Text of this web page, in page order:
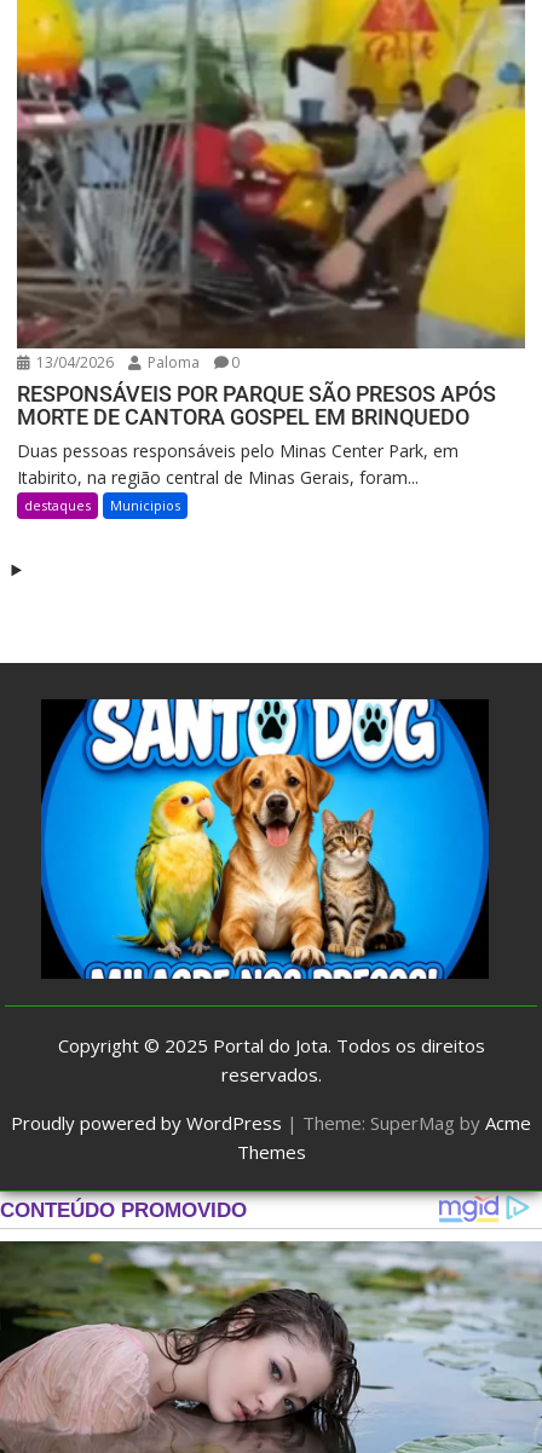
13/04/2026 Paloma 0
RESPONSÁVEIS POR PARQUE SÃO PRESOS APÓS
MORTE DE CANTORA GOSPEL EM BRINQUEDO
Duas pessoas responsáveis pelo Minas Center Park, em
Itabirito, na região central de Minas Gerais, foram...
destaques Municipios
Copyright © 2025 Portal do Jota. Todos os direitos
reservados.
Proudly powered by WordPress | Theme: SuperMag by Acme
Themes